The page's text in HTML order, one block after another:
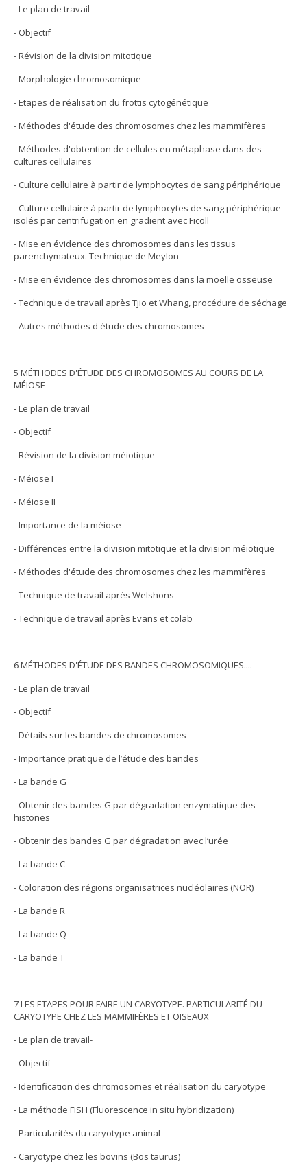
- Le plan de travail
- Objectif
- Révision de la division mitotique
- Morphologie chromosomique
- Etapes de réalisation du frottis cytogénétique
- Méthodes d'étude des chromosomes chez les mammifères
- Méthodes d'obtention de cellules en métaphase dans des
cultures cellulaires
- Culture cellulaire à partir de lymphocytes de sang périphérique
- Culture cellulaire à partir de lymphocytes de sang périphérique
isolés par centrifugation en gradient avec Ficoll
- Mise en évidence des chromosomes dans les tissus
parenchymateux. Technique de Meylon
- Mise en évidence des chromosomes dans la moelle osseuse
- Technique de travail après Tjio et Whang, procédure de séchage
- Autres méthodes d'étude des chromosomes
5 MÉTHODES D'ÉTUDE DES CHROMOSOMES AU COURS DE LA
MÉIOSE
- Le plan de travail
- Objectif
- Révision de la division méiotique
- Méiose I
- Méiose II
- Importance de la méiose
- Différences entre la division mitotique et la division méiotique
- Méthodes d'étude des chromosomes chez les mammifères
- Technique de travail après Welshons
- Technique de travail après Evans et colab
6 MÉTHODES D'ÉTUDE DES BANDES CHROMOSOMIQUES....
- Le plan de travail
- Objectif
- Détails sur les bandes de chromosomes
- Importance pratique de l’étude des bandes
- La bande G
- Obtenir des bandes G par dégradation enzymatique des
histones
- Obtenir des bandes G par dégradation avec l’urée
- La bande C
- Coloration des régions organisatrices nucléolaires (NOR)
- La bande R
- La bande Q
- La bande T
7 LES ETAPES POUR FAIRE UN CARYOTYPE. PARTICULARITÉ DU
CARYOTYPE CHEZ LES MAMMIFÉRES ET OISEAUX
- Le plan de travail-
- Objectif
- Identification des chromosomes et réalisation du caryotype
- La méthode FISH (Fluorescence in situ hybridization)
- Particularités du caryotype animal
- Caryotype chez les bovins (Bos taurus)